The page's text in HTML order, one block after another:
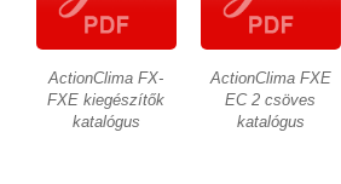
ActionClima FX-
FXE kiegészítők
katalógus
ActionClima FXE
EC 2 csöves
katalógus